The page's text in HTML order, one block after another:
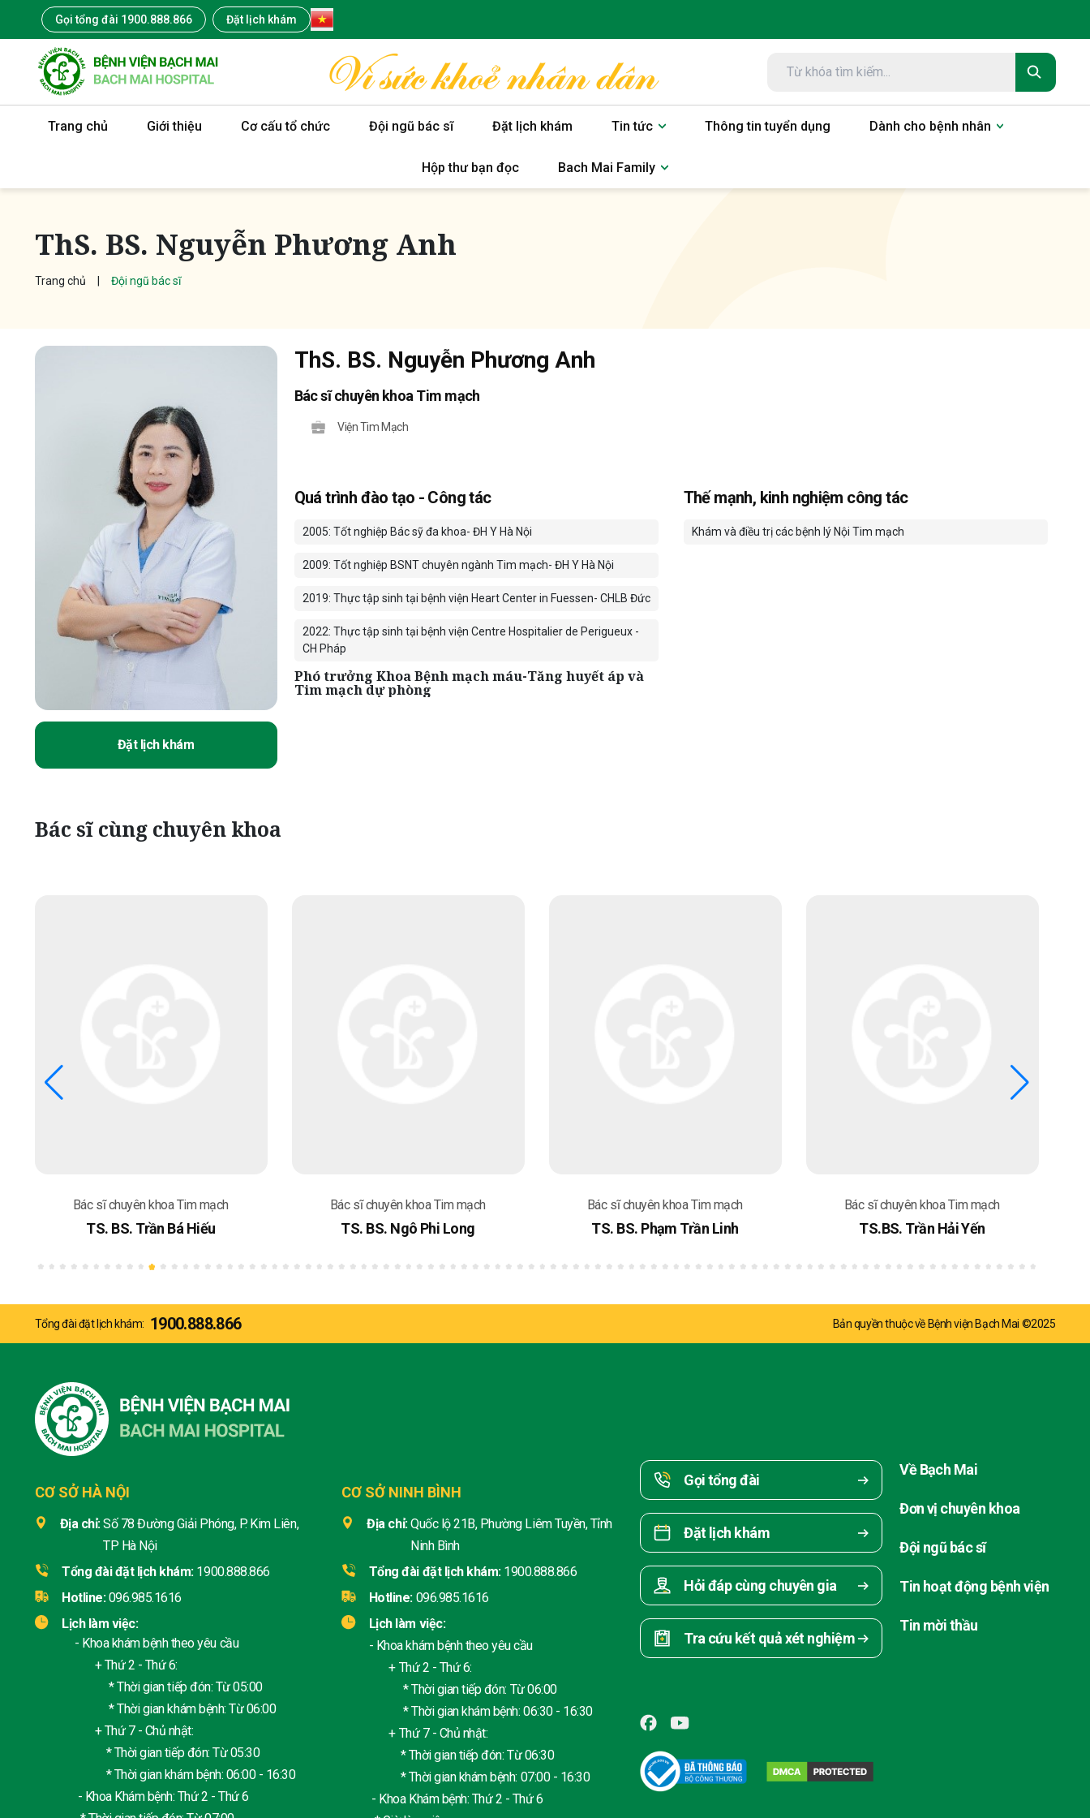
Gọi tổng đài 1900.888.866 Đặt lịch khám
Trang chủ Giới thiệu Cơ cấu tổ chức Đội ngũ bác sĩ Đặt lịch khám Tin tức Thông tin tuyển dụng Dành cho bệnh nhân
Hộp thư bạn đọc Bach Mai Family
ThS. BS. Nguyễn Phương Anh
Trang chủ Đội ngũ bác sĩ
Đặt lịch khám
ThS. BS. Nguyễn Phương Anh
Bác sĩ chuyên khoa Tim mạch
Viện Tim Mạch
Quá trình đào tạo - Công tác
2005: Tốt nghiệp Bác sỹ đa khoa- ĐH Y Hà Nội
2009: Tốt nghiệp BSNT chuyên ngành Tim mạch- ĐH Y Hà Nội
2019: Thực tập sinh tại bệnh viện Heart Center in Fuessen- CHLB Đức
2022: Thực tập sinh tại bệnh viện Centre Hospitalier de Perigueux -
CH Pháp
Phó trưởng Khoa Bệnh mạch máu-Tăng huyết áp và
Tim mạch dự phòng
Thế mạnh, kinh nghiệm công tác
Khám và điều trị các bệnh lý Nội Tim mạch
Bác sĩ cùng chuyên khoa
Bác sĩ chuyên khoa Tim mạch
TS. BS. Trần Bá Hiếu
Bác sĩ chuyên khoa Tim mạch
TS. BS. Ngô Phi Long
Bác sĩ chuyên khoa Tim mạch
TS. BS. Phạm Trần Linh
Bác sĩ chuyên khoa Tim mạch
TS.BS. Trần Hải Yến
Tổng đài đặt lịch khám: 1900.888.866 Bản quyền thuộc về Bệnh viện Bạch Mai ©2025
CƠ SỞ HÀ NỘI
Địa chỉ:Số 78 Đường Giải Phóng, P. Kim Liên,
TP Hà Nội
Tổng đài đặt lịch khám: 1900.888.866
Hotline: 096.985.1616
Lịch làm việc:
- Khoa khám bệnh theo yêu cầu
+ Thứ 2 - Thứ 6:
* Thời gian tiếp đón: Từ 05:00
* Thời gian khám bệnh: Từ 06:00
+ Thứ 7 - Chủ nhật:
* Thời gian tiếp đón: Từ 05:30
* Thời gian khám bệnh: 06:00 - 16:30
- Khoa Khám bệnh: Thứ 2 - Thứ 6
CƠ SỞ NINH BÌNH
Địa chỉ:Quốc lộ 21B, Phường Liêm Tuyền, Tỉnh
Ninh Bình
Tổng đài đặt lịch khám: 1900.888.866
Hotline: 096.985.1616
Lịch làm việc:
- Khoa khám bệnh theo yêu cầu
+ Thứ 2 - Thứ 6:
* Thời gian tiếp đón: Từ 06:00
* Thời gian khám bệnh: 06:30 - 16:30
+ Thứ 7 - Chủ nhật:
* Thời gian tiếp đón: Từ 06:30
* Thời gian khám bệnh: 07:00 - 16:30
- Khoa Khám bệnh: Thứ 2 - Thứ 6
Gọi tổng đài
Đặt lịch khám
Hỏi đáp cùng chuyên gia
Tra cứu kết quả xét nghiệm
Về Bạch Mai
Đơn vị chuyên khoa
Đội ngũ bác sĩ
Tin hoạt động bệnh viện
Tin mời thầu